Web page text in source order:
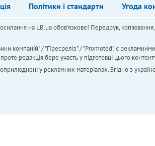
Політики і стандарти Угода
на LB.ua обов'язкове! Передрук,
компаній" / "Пресреліз" / "Promoted", є
редакція бере участь у підготовці цього
у рекламних матеріалах. Згідно з